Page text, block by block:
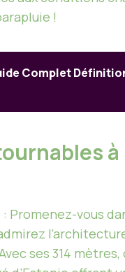
!
Complet
à
: Promenez-vous
ses 314